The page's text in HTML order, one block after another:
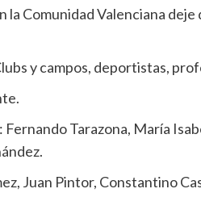
Comunidad Valenciana deje
y campos, deportistas,
Tarazona, María
Juan Pintor, Constantino